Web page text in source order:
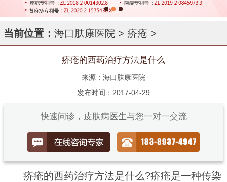
当前位置： 海口肤康医院 > 疥疮 >
疥疮的西药治疗方法是什么
来源：海口肤康医院
发布时间：2017-04-29
快速问诊，皮肤病医生与您一对一交流
疥疮的西药治疗方法是什么?疥疮是一种传染